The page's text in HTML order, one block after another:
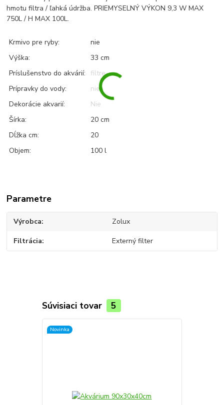
hmotu filtra / ľahká údržba. PRIEMYSELNÝ VÝKON 9,3 W MAX
750L / H MAX 100L.
Krmivo pre ryby:
nie
Výška:
33 cm
Príslušenstvo do akvárií: filtre
Prípravky do vody:
nie
Dekorácie akvarií:
Nie
Šírka:
20 cm
Dĺžka cm:
20
Objem:
100 l
Parametre
Výrobca Zolux
Filtrácia Externý filter
Súvisiaci tovar 5
Novinka